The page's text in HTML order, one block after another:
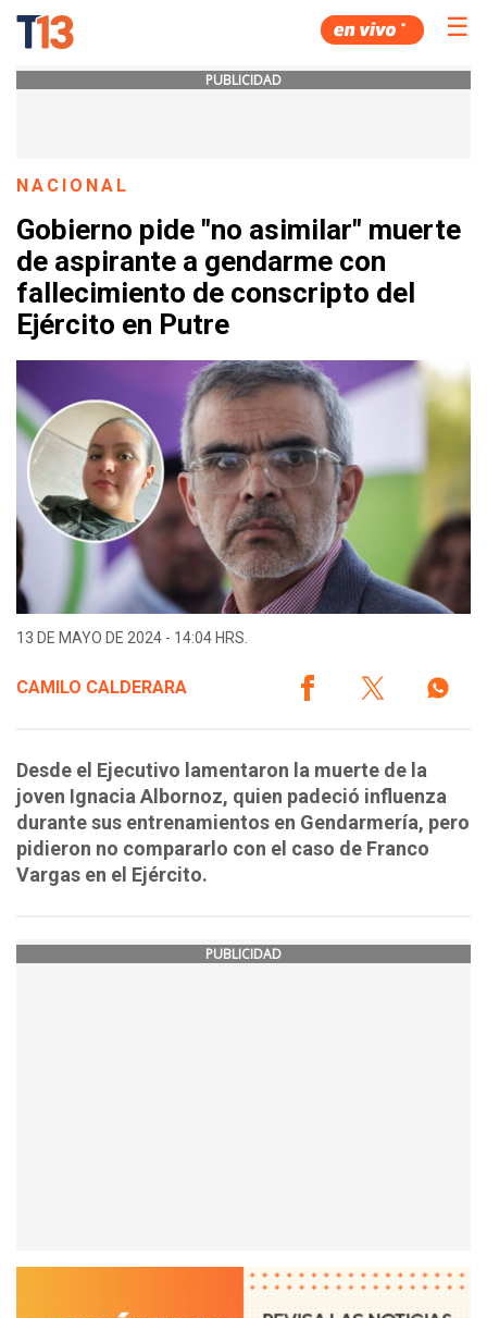
☰
PUBLICIDAD
NACIONAL
Gobierno pide "no asimilar" muerte
de aspirante a gendarme con
fallecimiento de conscripto del
Ejército en Putre
13 DE MAYO DE 2024 - 14:04 HRS.
CAMILO CALDERARA
Desde el Ejecutivo lamentaron la muerte de la
joven Ignacia Albornoz, quien padeció influenza
durante sus entrenamientos en Gendarmería, pero
pidieron no compararlo con el caso de Franco
Vargas en el Ejército.
PUBLICIDAD